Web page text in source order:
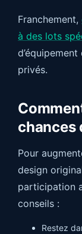
Franchement,
à des lots
privés.
chances
Pour
design
participation
conseils :
Restez